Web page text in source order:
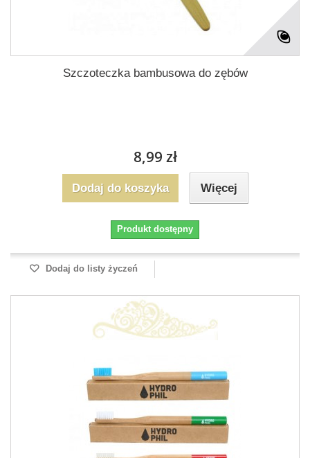
Szczoteczka bambusowa do zębów
8,99 zł
Dodaj do koszyka Więcej
Produkt dostępny
Dodaj do listy życzeń